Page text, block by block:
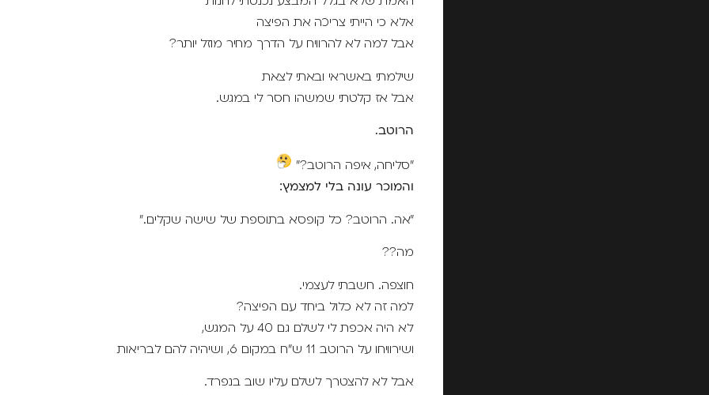
אלא כי הייתי צריכה את הפיצה
אבל למה לא להרוויח על הדרך מחיר מוזל יותר?
שילמתי באשראי ובאתי לצאת
אבל אז קלטתי שמשהו חסר לי במגש.
הרוטב.
"סליחה, איפה הרוטב?"
והמוכר עונה בלי למצמץ:
"אה. הרוטב? כל קופסא בתוספת של שישה שקלים."
מה??
חוצפה. חשבתי לעצמי.
למה זה לא כלול ביחד עם הפיצה?
לא היה אכפת לי לשלם גם 40 על המגש,
ושירוויחו על הרוטב 11 ש"ח במקום 6, ושיהיה להם לבריאות
אבל לא להצטרך לשלם עליו שוב בנפרד.